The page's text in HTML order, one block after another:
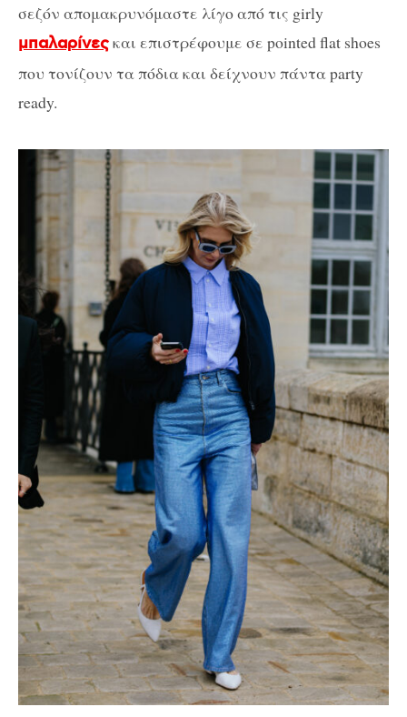
σεζόν απομακρυνόμαστε λίγο από τις girly
μπαλαρίνεςκαι επιστρέφουμε σε pointed flat shoes
που τονίζουν τα πόδια και δείχνουν πάντα party
ready.